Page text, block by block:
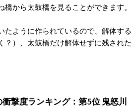
から太鼓橋を見ることができます。
たように作られているので、解体する
？）、太鼓橋だけ解体せずに残された
撃度ランキング：第5位 鬼怒川